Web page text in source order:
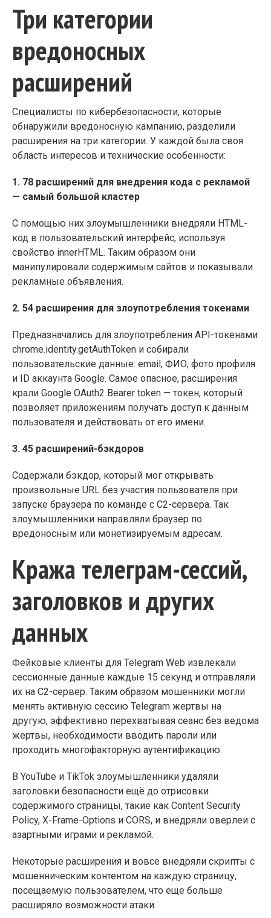
Три категории
вредоносных
расширений
Специалисты по кибербезопасности, которые
обнаружили вредоносную кампанию, разделили
расширения на три категории. У каждой была своя
область интересов и технические особенности:
1. 78 расширений для внедрения кода с рекламой
— самый большой кластер
С помощью них злоумышленники внедряли HTML-
код в пользовательский интерфейс, используя
свойство innerHTML. Таким образом они
манипулировали содержимым сайтов и показывали
рекламные объявления.
2. 54 расширения для злоупотребления токенами
Предназначались для злоупотребления API-токенами
chrome.identity.getAuthToken и собирали
пользовательские данные: email, ФИО, фото профиля
и ID аккаунта Google. Самое опасное, расширения
крали Google OAuth2 Bearer token — токен, который
позволяет приложениям получать доступ к данным
пользователя и действовать от его имени.
3. 45 расширений-бэкдоров
Содержали бэкдор, который мог открывать
произвольные URL без участия пользователя при
запуске браузера по команде с C2-сервера. Так
злоумышленники направляли браузер по
вредоносным или монетизируемым адресам.
Кража телеграм-сессий,
заголовков и других
данных
Фейковые клиенты для Telegram Web извлекали
сессионные данные каждые 15 секунд и отправляли
их на C2-сервер. Таким образом мошенники могли
менять активную сессию Telegram жертвы на
другую, эффективно перехватывая сеанс без ведома
жертвы, необходимости вводить пароли или
проходить многофакторную аутентификацию.
В YouTube и TikTok злоумышленники удаляли
заголовки безопасности ещё до отрисовки
содержимого страницы, такие как Content Security
Policy, X-Frame-Options и CORS, и внедряли оверлеи с
азартными играми и рекламой.
Некоторые расширения и вовсе внедряли скрипты с
мошенническим контентом на каждую страницу,
посещаемую пользователем, что еще больше
расширяло возможности атаки.